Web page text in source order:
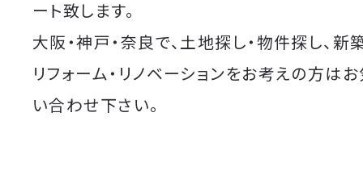
ート致します。
大阪・神戸・奈良で、土地探し・物件探し、新
リフォーム・リノベーションをお考えの方は
い合わせ下さい。